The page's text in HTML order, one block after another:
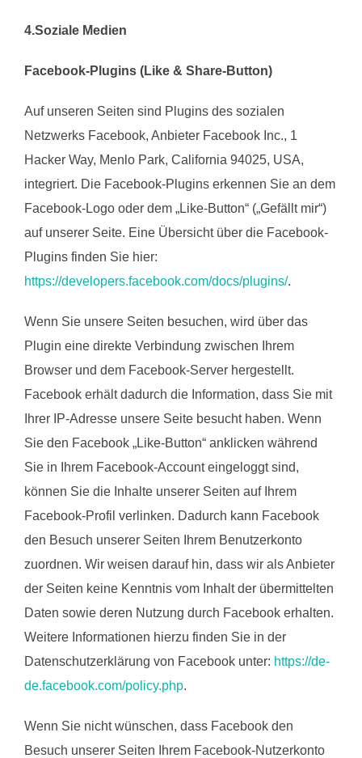
4.Soziale Medien
Facebook-Plugins (Like & Share-Button)
Auf unseren Seiten sind Plugins des sozialen
Netzwerks Facebook, Anbieter Facebook Inc., 1
Hacker Way, Menlo Park, California 94025, USA,
integriert. Die Facebook-Plugins erkennen Sie an dem
Facebook-Logo oder dem „Like-Button“ („Gefällt mir“)
auf unserer Seite. Eine Übersicht über die Facebook-
Plugins finden Sie hier:
https://developers.facebook.com/docs/plugins/.
Wenn Sie unsere Seiten besuchen, wird über das
Plugin eine direkte Verbindung zwischen Ihrem
Browser und dem Facebook-Server hergestellt.
Facebook erhält dadurch die Information, dass Sie mit
Ihrer IP-Adresse unsere Seite besucht haben. Wenn
Sie den Facebook „Like-Button“ anklicken während
Sie in Ihrem Facebook-Account eingeloggt sind,
können Sie die Inhalte unserer Seiten auf Ihrem
Facebook-Profil verlinken. Dadurch kann Facebook
den Besuch unserer Seiten Ihrem Benutzerkonto
zuordnen. Wir weisen darauf hin, dass wir als Anbieter
der Seiten keine Kenntnis vom Inhalt der übermittelten
Daten sowie deren Nutzung durch Facebook erhalten.
Weitere Informationen hierzu finden Sie in der
Datenschutzerklärung von Facebook unter: https://de-
de.facebook.com/policy.php.
Wenn Sie nicht wünschen, dass Facebook den
Besuch unserer Seiten Ihrem Facebook-Nutzerkonto